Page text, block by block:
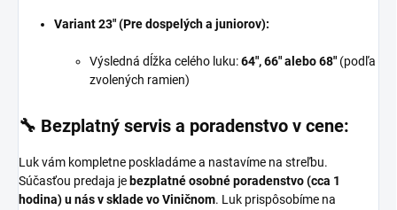
Variant 23" (Pre dospelých a juniorov):
Výsledná dĺžka celého luku:64", 66" alebo 68" (podľa
zvolených ramien)
🔧 Bezplatný servis a poradenstvo v cene:
Luk vám kompletne poskladáme a nastavíme na streľbu.
Súčasťou predaja je bezplatné osobné poradenstvo (cca 1
hodina) u nás v sklade vo Viničnom. Luk prispôsobíme na